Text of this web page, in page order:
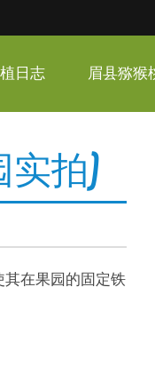
日志 眉县猕猴
实拍)
在果园的固定铁